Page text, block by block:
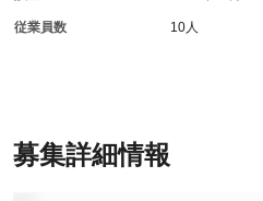
募集詳細情報
従業員数 10人